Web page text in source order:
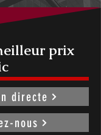
prix
directe
nous